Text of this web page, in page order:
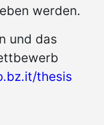
werden.
und das
thesis